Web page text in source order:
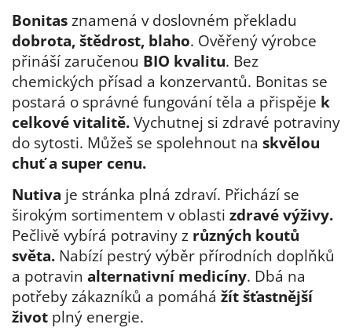
Bonitas znamená v doslovném překladu
dobrota, štědrost, blaho. Ověřený výrobce
přináší zaručenou BIO kvalitu. Bez
chemických přísad a konzervantů. Bonitas se
postará o správné fungování těla a přispěje k
celkové vitalitě. Vychutnej si zdravé potraviny
do sytosti. Můžeš se spolehnout na skvělou
chuť a super cenu.
Nutiva je stránka plná zdraví. Přichází se
širokým sortimentem v oblasti zdravé výživy.
Pečlivě vybírá potraviny z různých koutů
světa. Nabízí pestrý výběr přírodních doplňků
a potravin alternativní medicíny. Dbá na
potřeby zákazníků a pomáhá žít šťastnější
život plný energie.